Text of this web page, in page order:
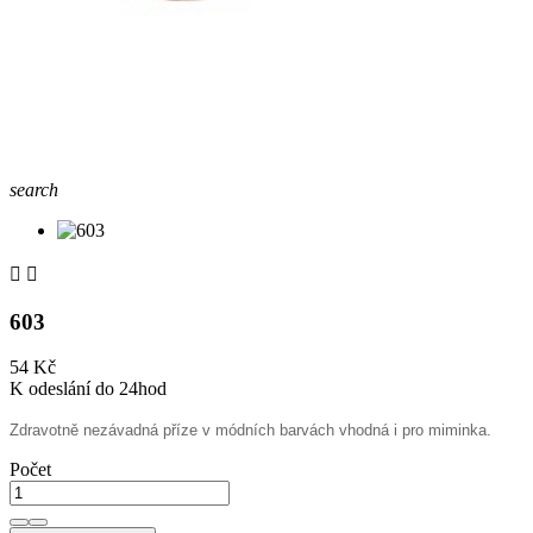
search
 
603
54 Kč
K odeslání do 24hod
Zdravotně nezávadná příze v módních barvách vhodná i pro miminka.
Počet